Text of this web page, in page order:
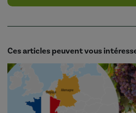
Ces articles peuvent vous